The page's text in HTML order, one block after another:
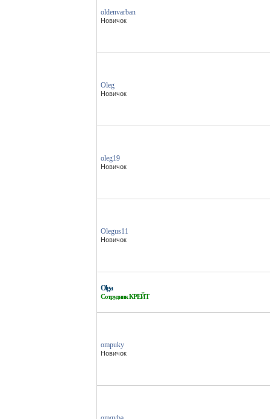
oldenvarban
Новичок
Oleg
Новичок
oleg19
Новичок
Olegus11
Новичок
Olga
Сотрудник КРЕЙТ
ompuky
Новичок